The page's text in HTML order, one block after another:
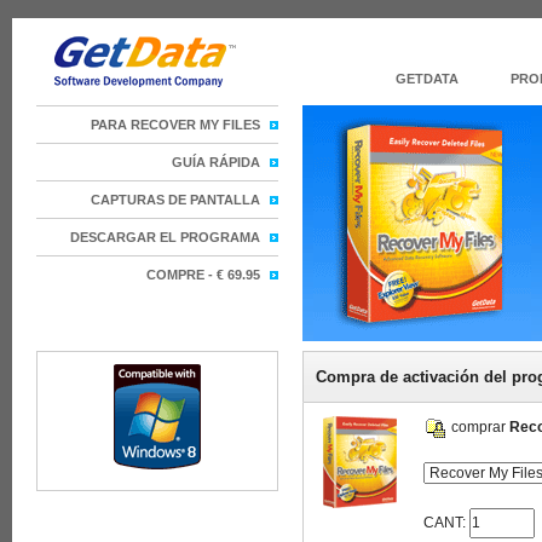
Compra de activación del
comprar
CANT:
GETDATA
PARA RECOVER MY FILES
GUÍA RÁPIDA
CAPTURAS DE PANTALLA
DESCARGAR EL PROGRAMA
COMPRE - € 69.95